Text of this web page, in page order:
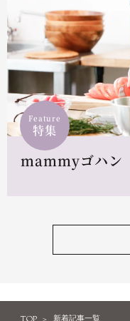
Feature
特集
mammyゴハン